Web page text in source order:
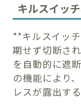
キルスイッ
**キルスイッ
期せず切断さ
を自動的に遮
の機能により
レスが露出す